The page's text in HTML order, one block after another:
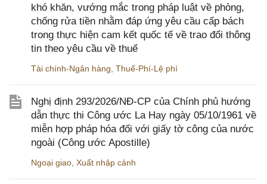
khó khăn, vướng mắc trong pháp luật về phòng,
chống rửa tiền nhằm đáp ứng yêu cầu cấp bách
trong thực hiện cam kết quốc tế về trao đổi thông
tin theo yêu cầu về thuế
Tài chính-Ngân hàng Thuế-Phí-Lệ phí
Nghị định 293/2026/NĐ-CP của Chính phủ hướng
dẫn thực thi Công ước La Hay ngày 05/10/1961 về
miễn hợp pháp hóa đối với giấy tờ công của nước
ngoài (Công ước Apostille)
Ngoại giao Xuất nhập cảnh